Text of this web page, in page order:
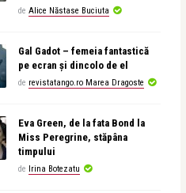
nu este doar un
de Alice Năstase Buciuta
Gal Gadot – femeia fantastică
pe ecran și dincolo de el
de revistatango.ro Marea Dragoste
Eva Green, de la fata Bond la
Miss Peregrine, stăpâna
timpului
de Irina Botezatu